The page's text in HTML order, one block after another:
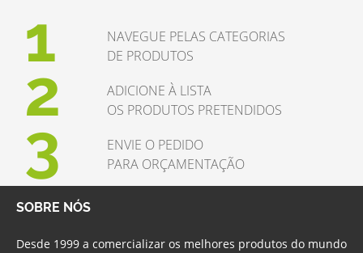
1
NAVEGUE PELAS CATEGORIAS
DE PRODUTOS
2
ADICIONE À LISTA
OS PRODUTOS PRETENDIDOS
3
ENVIE O PEDIDO
PARA ORÇAMENTAÇÃO
SOBRE NÓS
Desde 1999 a comercializar os melhores produtos do mundo